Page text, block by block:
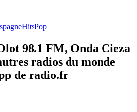
HitsPop
98.1 FM, Onda Cieza
radios du monde
de radio.fr